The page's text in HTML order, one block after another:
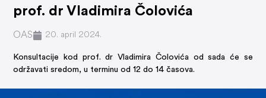
prof. dr Vladimira Čolovića
OAS 20. april 2024.
Konsultacije kod prof. dr Vladimira Čolovića od sada će se
održavati sredom, u terminu od 12 do 14 časova.